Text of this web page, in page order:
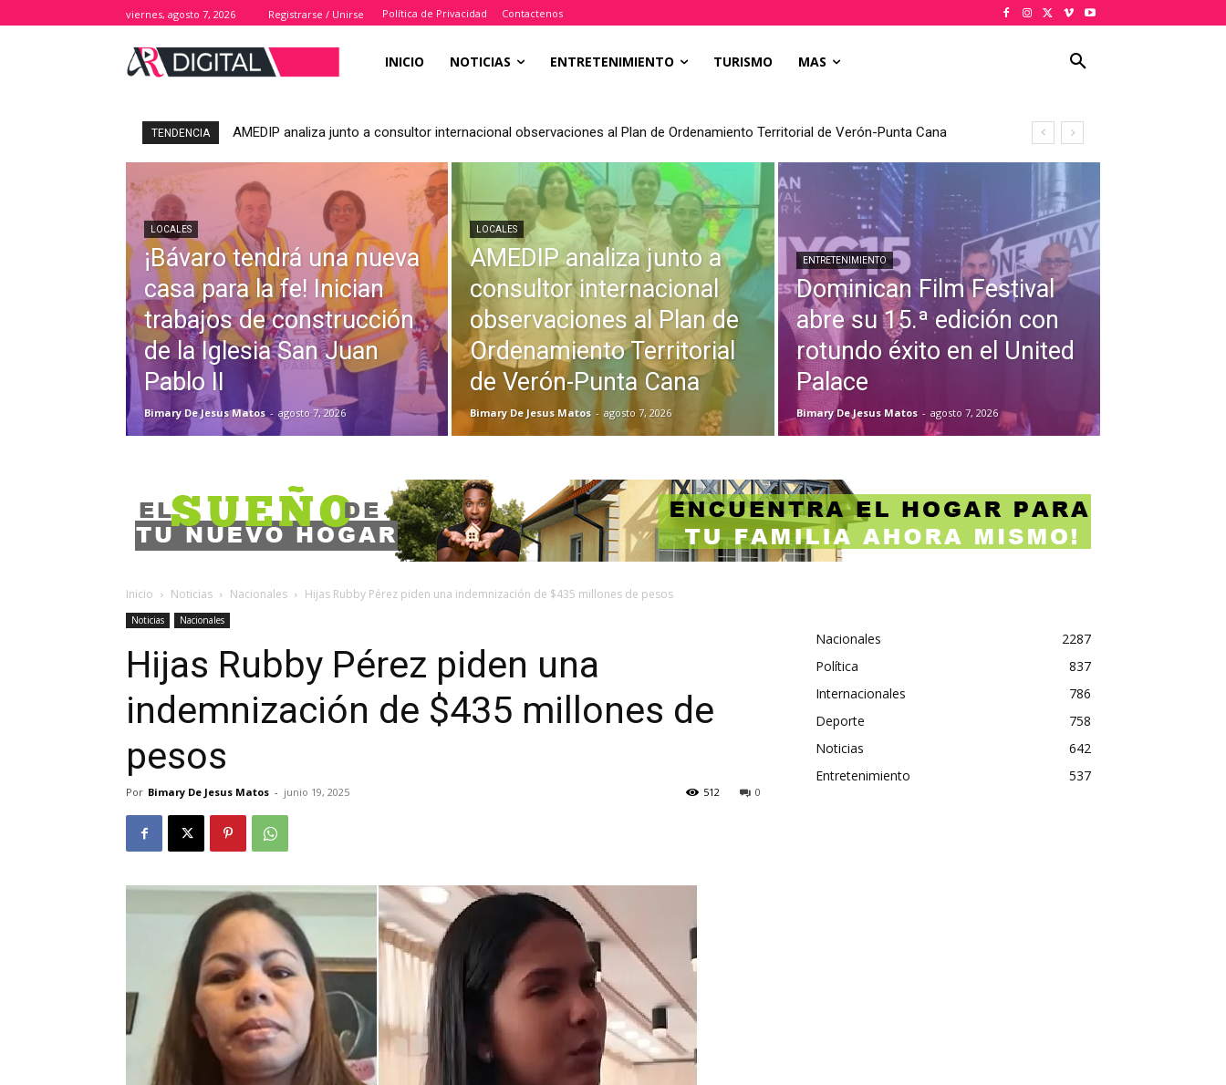
viernes, agosto 7, 2026 Registrarse / Unirse Política de Privacidad Contactenos
INICIO NOTICIAS ENTRETENIMIENTO TURISMO MAS
TENDENCIA AMEDIP analiza junto a consultor internacional observaciones al Plan de Ordenamiento Territorial de Verón-Punta Cana
LOCALES
¡Bávaro tendrá una nueva
casa para la fe! Inician
trabajos de construcción
de la Iglesia San Juan
Pablo II
Bimary De Jesus Matos - agosto 7, 2026
LOCALES
AMEDIP analiza junto a
consultor internacional
observaciones al Plan de
Ordenamiento Territorial
de Verón-Punta Cana
Bimary De Jesus Matos - agosto 7, 2026
ENTRETENIMIENTO
Dominican Film Festival
abre su 15.ª edición con
rotundo éxito en el United
Palace
Bimary De Jesus Matos - agosto 7, 2026
Inicio Noticias Nacionales Hijas Rubby Pérez piden una indemnización de $435 millones de pesos
Noticias Nacionales
Hijas Rubby Pérez piden una
indemnización de $435 millones de
pesos
Por Bimary De Jesus Matos - junio 19, 2025 0
512
Nacionales
2287
Política
837
Internacionales
786
Deporte
758
Noticias
642
Entretenimiento
537